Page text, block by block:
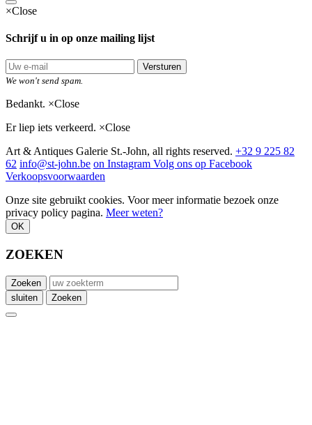
×Close
Schrijf u in op onze mailing lijst
Versturen
We won't send spam.
Bedankt. ×Close
Er liep iets verkeerd. ×Close
Art & Antiques Galerie St.-John, all rights reserved. +32 9 225 82
62 info@st-john.be on Instagram Volg ons op Facebook
Verkoopsvoorwaarden
Onze site gebruikt cookies. Voor meer informatie bezoek onze
privacy policy pagina. Meer weten?
OK
ZOEKEN
Zoeken
sluiten
Zoeken